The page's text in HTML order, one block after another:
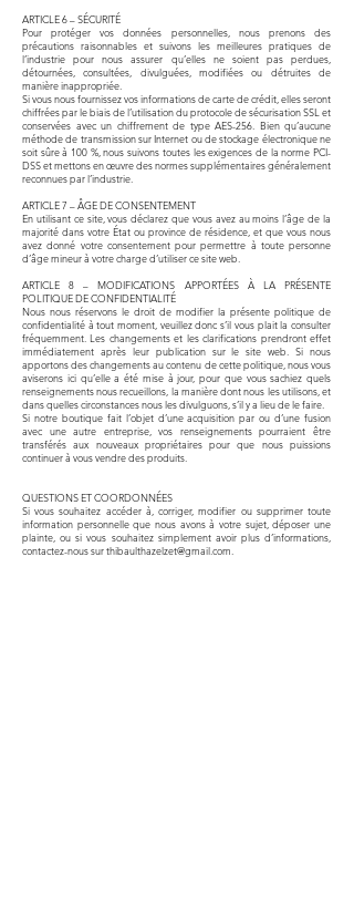
ARTICLE 6 – SÉCURITÉ
Pour protéger vos données personnelles, nous prenons des
précautions raisonnables et suivons les meilleures pratiques de
l’industrie pour nous assurer qu’elles ne soient pas perdues,
détournées, consultées, divulguées, modifiées ou détruites de
manière inappropriée.
Si vous nous fournissez vos informations de carte de crédit, elles seront
chiffrées par le biais de l’utilisation du protocole de sécurisation SSL et
conservées avec un chiffrement de type AES-256. Bien qu’aucune
méthode de transmission sur Internet ou de stockage électronique ne
soit sûre à 100 %, nous suivons toutes les exigences de la norme PCI-
DSS et mettons en œuvre des normes supplémentaires généralement
reconnues par l’industrie.
ARTICLE 7 – ÂGE DE CONSENTEMENT
En utilisant ce site, vous déclarez que vous avez au moins l’âge de la
majorité dans votre État ou province de résidence, et que vous nous
avez donné votre consentement pour permettre à toute personne
d’âge mineur à votre charge d’utiliser ce site web.
ARTICLE 8 – MODIFICATIONS APPORTÉES À LA PRÉSENTE
POLITIQUE DE CONFIDENTIALITÉ
Nous nous réservons le droit de modifier la présente politique de
confidentialité à tout moment, veuillez donc s’il vous plait la consulter
fréquemment. Les changements et les clarifications prendront effet
immédiatement après leur publication sur le site web. Si nous
apportons des changements au contenu de cette politique, nous vous
aviserons ici qu’elle a été mise à jour, pour que vous sachiez quels
renseignements nous recueillons, la manière dont nous les utilisons, et
dans quelles circonstances nous les divulguons, s’il y a lieu de le faire.
Si notre boutique fait l’objet d’une acquisition par ou d’une fusion
avec une autre entreprise, vos renseignements pourraient être
transférés aux nouveaux propriétaires pour que nous puissions
continuer à vous vendre des produits.
QUESTIONS ET COORDONNÉES
Si vous souhaitez accéder à, corriger, modifier ou supprimer toute
information personnelle que nous avons à votre sujet, déposer une
plainte, ou si vous souhaitez simplement avoir plus d’informations,
contactez-nous surthibaulthazelzet@gmail.com